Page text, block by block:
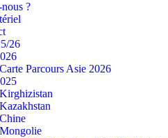
?
26
Carte Parcours Asie 2026
Kirghizistan
Kazakhstan
Chine
Mongolie